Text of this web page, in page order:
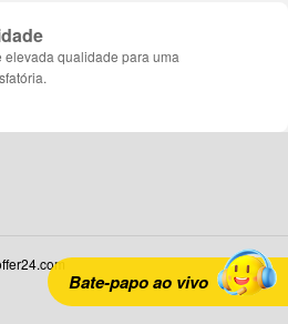
elevada qualidade para uma
Bate-papo ao vivo